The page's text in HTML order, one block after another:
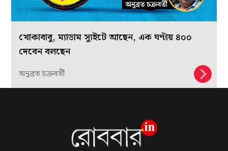
খোকাবাবু, ম্যাডাম স্যুইটে আছেন, এক ঘণ্টায় ৪০০
দেবেন বলছেন
অনুব্রত চক্রবর্তী